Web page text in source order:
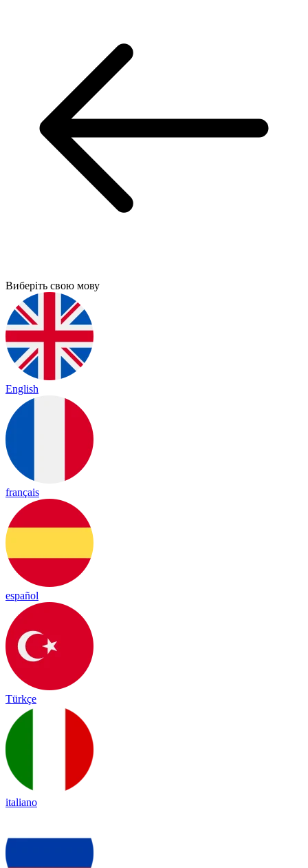
Виберіть свою мову
English
français
español
Türkçe
italiano